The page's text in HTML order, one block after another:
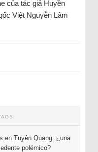
của tác giả Huyền
Việt Nguyễn Lâm
en Tuyên Quang: ¿una
polémico?